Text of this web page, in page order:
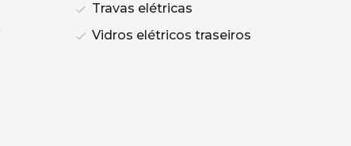
Travas elétricas
Vidros elétricos traseiros